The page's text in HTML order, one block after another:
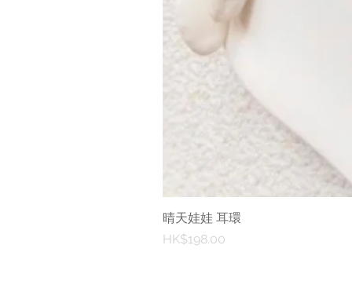
晴天娃娃 耳環
價格
HK$198.00